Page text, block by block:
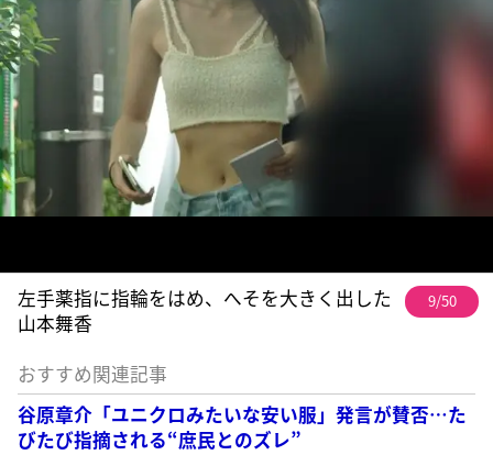
左手薬指に指輪をはめ、へそを大きく出した
山本舞香
9/50
おすすめ関連記事
谷原章介「ユニクロみたいな安い服」発言が賛否…た
びたび指摘される“庶民とのズレ”